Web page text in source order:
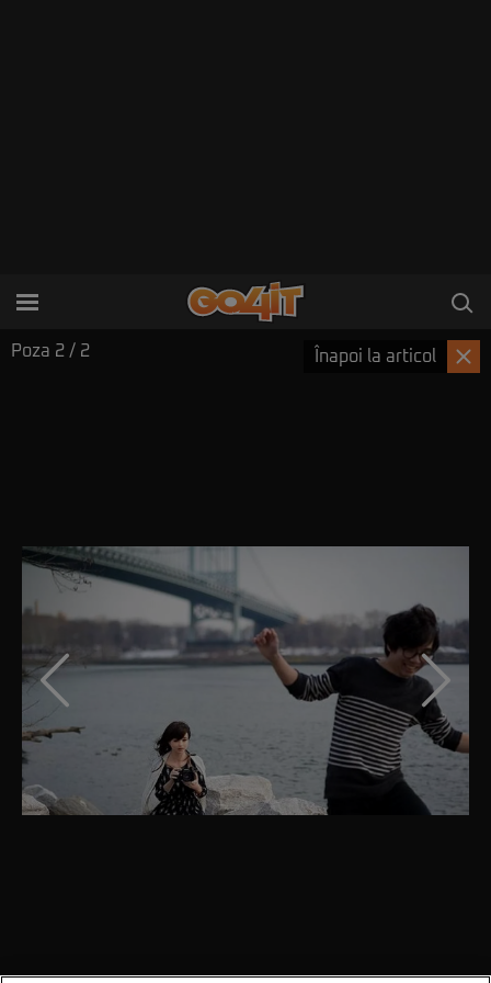
Poza 2 / 2 Înapoi la articol